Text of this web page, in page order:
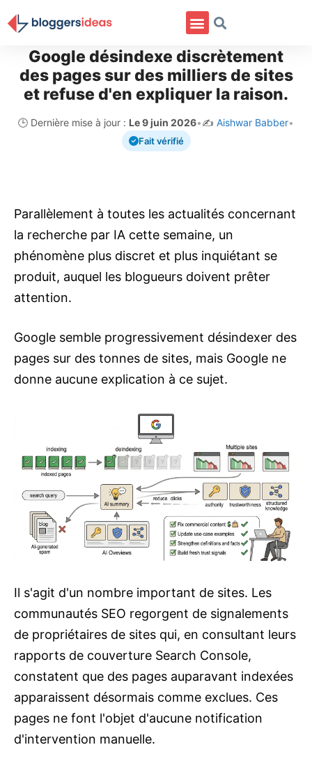
Google désindexe discrètement
des pages sur des milliers de sites
et refuse d'en expliquer la raison.
🕒 Dernière mise à jour : Le 9 juin 2026•✍️ Aishwar Babber•
Fait vérifié
Parallèlement à toutes les actualités concernant
la recherche par IA cette semaine, un
phénomène plus discret et plus inquiétant se
produit, auquel les blogueurs doivent prêter
attention.
Google semble progressivement désindexer des
pages sur des tonnes de sites, mais Google ne
donne aucune explication à ce sujet.
Il s'agit d'un nombre important de sites. Les
communautés SEO regorgent de signalements
de propriétaires de sites qui, en consultant leurs
rapports de couverture Search Console,
constatent que des pages auparavant indexées
apparaissent désormais comme exclues. Ces
pages ne font l'objet d'aucune notification
d'intervention manuelle.